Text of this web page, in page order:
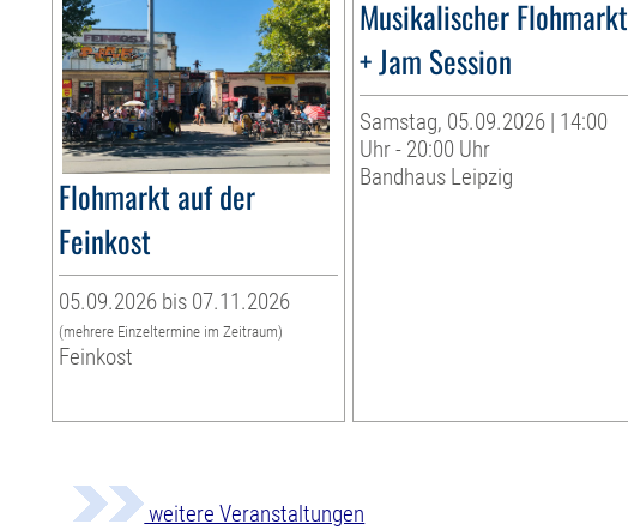
Flohmarkt auf der
Feinkost
05.09.2026 bis 07.11.2026
(mehrere Einzeltermine im Zeitraum)
Feinkost
Musikalischer Flohmarkt
+ Jam Session
Samstag, 05.09.2026 | 14:00
Uhr - 20:00 Uhr
Bandhaus Leipzig
weitere Veranstaltungen